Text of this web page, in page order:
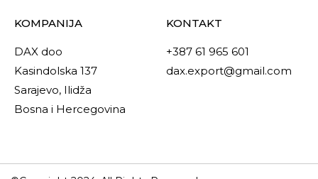
KOMPANIJA
DAX doo
Kasindolska 137
Sarajevo, Ilidža
Bosna i Hercegovina
KONTAKT
+387 61 965 601
dax.export@gmail.com